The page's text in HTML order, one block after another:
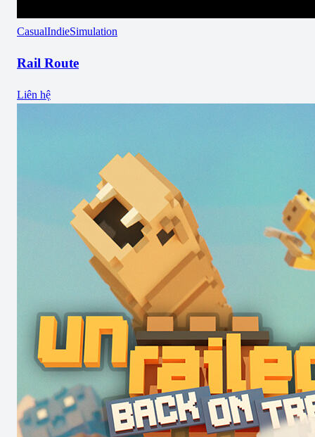
CasualIndieSimulation
Rail Route
Liên hệ